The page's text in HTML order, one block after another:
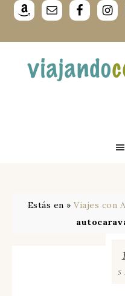
Estás en » Viajes con